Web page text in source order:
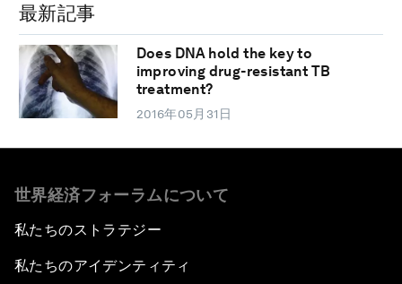
最新記事
Does DNA hold the key to
improving drug-resistant TB
treatment?
2016年05月31日
世界経済フォーラムについて
私たちのストラテジー
私たちのアイデンティティ